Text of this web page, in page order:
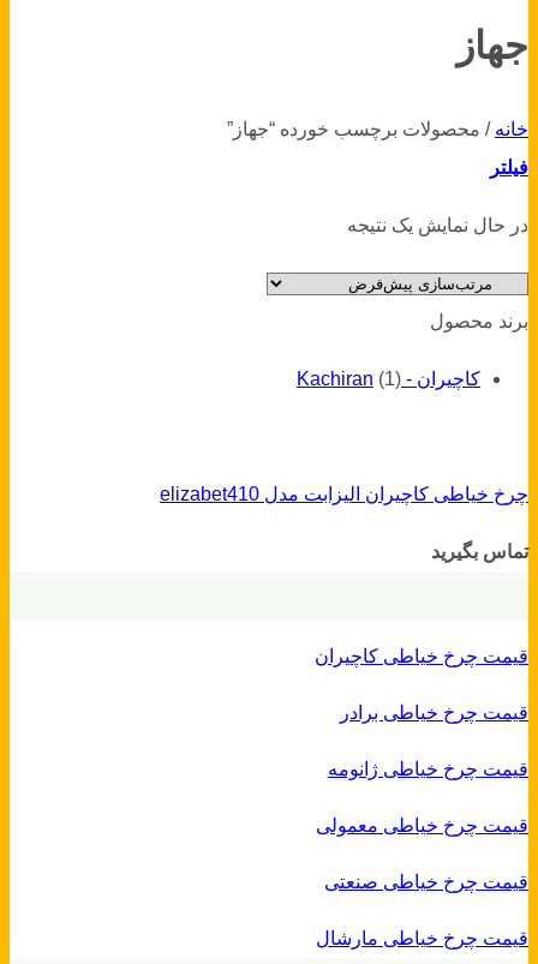
جهاز
خانه / محصولات برچسب خورده “جهاز”
فیلتر
در حال نمایش یک نتیجه
برند محصول
کاچیران - Kachiran (1)
چرخ خیاطی کاچیران الیزابت مدل elizabet410
تماس بگیرید
قیمت چرخ خیاطی کاچیران
قیمت چرخ خیاطی برادر
قیمت چرخ خیاطی ژانومه
قیمت چرخ خیاطی معمولی
قیمت چرخ خیاطی صنعتی
قیمت چرخ خیاطی مارشال